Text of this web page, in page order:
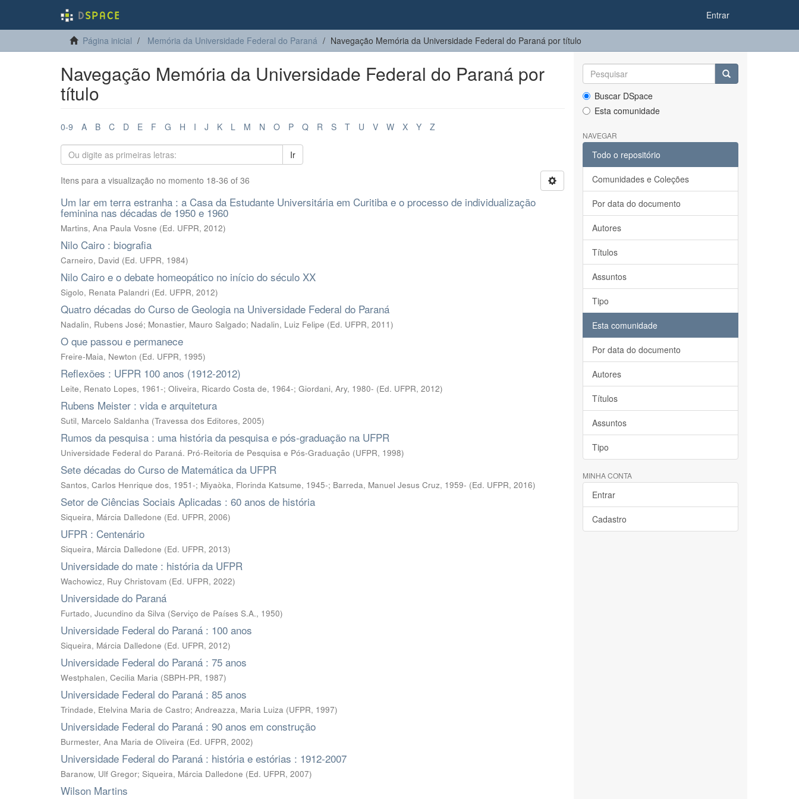
Entrar
Página inicial Memória da Universidade Federal do Paraná Navegação Memória da Universidade Federal do Paraná por título
Navegação Memória da Universidade Federal do Paraná por
título
0-9 A B C D E F G H I J K L M N O P Q R S T U V W X Y Z
Ir
Itens para a visualização no momento 18-36 of 36
Um lar em terra estranha : a Casa da Estudante Universitária em Curitiba e o processo de individualização
feminina nas décadas de 1950 e 1960
Martins, Ana Paula Vosne (Ed. UFPR, 2012)
Nilo Cairo : biografia
Carneiro, David (Ed. UFPR, 1984)
Nilo Cairo e o debate homeopático no início do século XX
Sigolo, Renata Palandri (Ed. UFPR, 2012)
Quatro décadas do Curso de Geologia na Universidade Federal do Paraná
Nadalin, Rubens José; Monastier, Mauro Salgado; Nadalin, Luiz Felipe (Ed. UFPR, 2011)
O que passou e permanece
Freire-Maia, Newton (Ed. UFPR, 1995)
Reflexões : UFPR 100 anos (1912-2012)
Leite, Renato Lopes, 1961-; Oliveira, Ricardo Costa de, 1964-; Giordani, Ary, 1980- (Ed. UFPR, 2012)
Rubens Meister : vida e arquitetura
Sutil, Marcelo Saldanha (Travessa dos Editores, 2005)
Rumos da pesquisa : uma história da pesquisa e pós-graduação na UFPR
Universidade Federal do Paraná. Pró-Reitoria de Pesquisa e Pós-Graduação (UFPR, 1998)
Sete décadas do Curso de Matemática da UFPR
Santos, Carlos Henrique dos, 1951-; Miyaòka, Florinda Katsume, 1945-; Barreda, Manuel Jesus Cruz, 1959- (Ed. UFPR, 2016)
Setor de Ciências Sociais Aplicadas : 60 anos de história
Siqueira, Márcia Dalledone (Ed. UFPR, 2006)
UFPR : Centenário
Siqueira, Márcia Dalledone (Ed. UFPR, 2013)
Universidade do mate : história da UFPR
Wachowicz, Ruy Christovam (Ed. UFPR, 2022)
Universidade do Paraná
Furtado, Jucundino da Silva (Serviço de Países S.A., 1950)
Universidade Federal do Paraná : 100 anos
Siqueira, Márcia Dalledone (Ed. UFPR, 2012)
Universidade Federal do Paraná : 75 anos
Westphalen, Cecilia Maria (SBPH-PR, 1987)
Universidade Federal do Paraná : 85 anos
Trindade, Etelvina Maria de Castro; Andreazza, Maria Luiza (UFPR, 1997)
Universidade Federal do Paraná : 90 anos em construção
Burmester, Ana Maria de Oliveira (Ed. UFPR, 2002)
Universidade Federal do Paraná : história e estórias : 1912-2007
Baranow, Ulf Gregor; Siqueira, Márcia Dalledone (Ed. UFPR, 2007)
Wilson Martins
Buscar DSpace
Esta comunidade
NAVEGAR
Todo o repositório
Comunidades e Coleções
Por data do documento
Autores
Títulos
Assuntos
Tipo
Esta comunidade
Por data do documento
Autores
Títulos
Assuntos
Tipo
MINHA CONTA
Entrar
Cadastro